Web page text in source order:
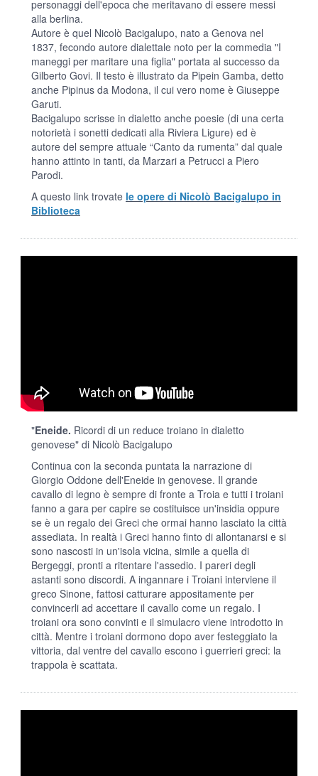
personaggi dell'epoca che meritavano di essere messi
alla berlina.
Autore è quel Nicolò Bacigalupo, nato a Genova nel
1837, fecondo autore dialettale noto per la commedia "I
maneggi per maritare una figlia" portata al successo da
Gilberto Govi. Il testo è illustrato da Pipein Gamba, detto
anche Pipinus da Modona, il cui vero nome è Giuseppe
Garuti.
Bacigalupo scrisse in dialetto anche poesie (di una certa
notorietà i sonetti dedicati alla Riviera Ligure) ed è
autore del sempre attuale “Canto da rumenta” dal quale
hanno attinto in tanti, da Marzari a Petrucci a Piero
Parodi.
A questo link trovate le opere di Nicolò Bacigalupo in
Biblioteca
"Eneide. Ricordi di un reduce troiano in dialetto
genovese" di Nicolò Bacigalupo
Continua con la seconda puntata la narrazione di
Giorgio Oddone dell'Eneide in genovese. Il grande
cavallo di legno è sempre di fronte a Troia e tutti i troiani
fanno a gara per capire se costituisce un'insidia oppure
se è un regalo dei Greci che ormai hanno lasciato la città
assediata. In realtà i Greci hanno finto di allontanarsi e si
sono nascosti in un'isola vicina, simile a quella di
Bergeggi, pronti a ritentare l'assedio. I pareri degli
astanti sono discordi. A ingannare i Troiani interviene il
greco Sinone, fattosi catturare appositamente per
convincerli ad accettare il cavallo come un regalo. I
troiani ora sono convinti e il simulacro viene introdotto in
città. Mentre i troiani dormono dopo aver festeggiato la
vittoria, dal ventre del cavallo escono i guerrieri greci: la
trappola è scattata.